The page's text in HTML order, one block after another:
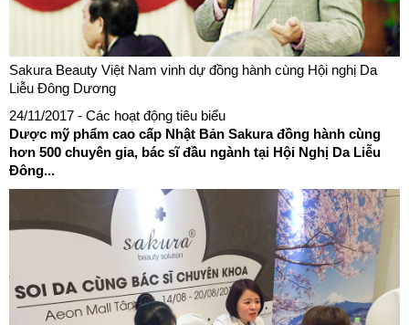
Sakura Beauty Việt Nam vinh dự đồng hành cùng Hội nghị Da
Liễu Đông Dương
24/11/2017 - Các hoạt động tiêu biểu
Dược mỹ phẩm cao cấp Nhật Bản Sakura đồng hành cùng
hơn 500 chuyên gia, bác sĩ đầu ngành tại Hội Nghị Da Liễu
Đông...